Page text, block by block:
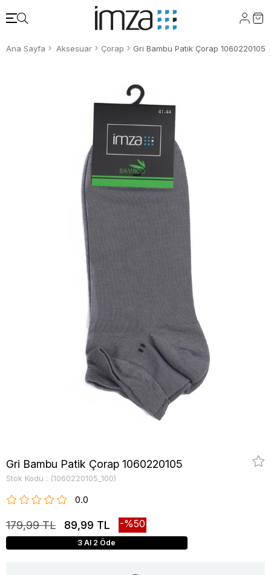
Ana Sayfa Aksesuar Çorap Gri Bambu Patik Çorap 1060220105
Gri Bambu Patik Çorap 1060220105
Stok Kodu (1060220105_100)
0.0
179,99 TL 89,99 TL 50
3 Al 2 Öde